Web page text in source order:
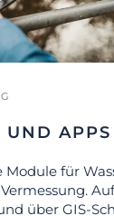
UND APPS
Module für
über GIS-